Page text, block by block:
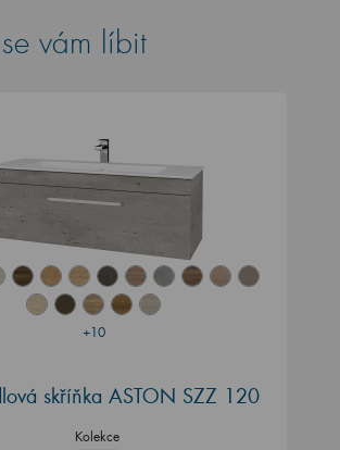
vám líbit
+10
skříňka ASTON SZZ 120
Kolekce